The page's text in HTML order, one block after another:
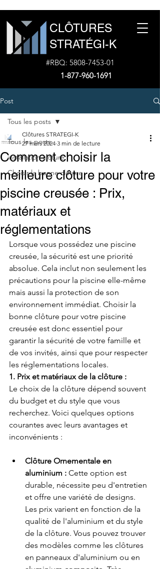
CLÔTURES
STRATÉGI-K
#RBQ: 5808-7453-01
1-877-960-1691
Post
Tous les posts
installation cloture
Choisir la bonne clôture
Tous les posts
Comment choisir la
meilleure clôture pour votre
piscine creusée : Prix,
matériaux et
réglementations
Clôtures STRATEGI-K
27 mars 2024 3 min de lecture
Lorsque vous possédez une piscine
creusée, la sécurité est une priorité
absolue. Cela inclut non seulement les
précautions pour la piscine elle-même
mais aussi la protection de son
environnement immédiat. Choisir la
bonne clôture pour votre piscine
creusée est donc essentiel pour
garantir la sécurité de votre famille et
de vos invités, ainsi que pour respecter
les réglementations locales.
1. Prix et matériaux de la clôture :
Le choix de la clôture dépend souvent
du budget et du style que vous
recherchez. Voici quelques options
courantes avec leurs avantages et
inconvénients :
Clôture Ornementale en
aluminium : Cette option est
durable, nécessite peu d'entretien
et offre une variété de designs.
Les prix varient en fonction de la
qualité de l'aluminium et du style
de la clôture. Vous pouvez trouver
des modèles comme les clôtures
en panneaux d'aluminium ou en